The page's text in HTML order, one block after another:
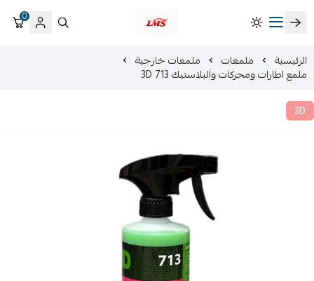
متجر لمسات الشرقية لزينة سيارات LMS
0
الرئيسية ملمعات ملمعات خارجية
ملمع اطارات ومحركات والبلاستيك 3D 713
3D